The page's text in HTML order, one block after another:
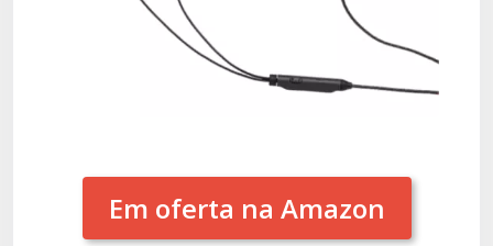
Em oferta na Amazon